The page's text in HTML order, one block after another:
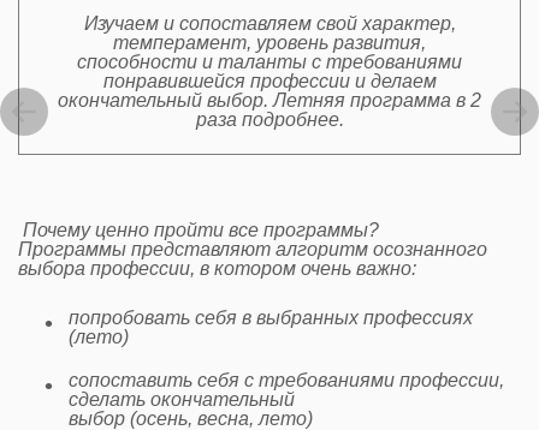
Изучаем и сопоставляем свой характер,
темперамент, уровень развития,
способности и таланты с требованиями
понравившейся профессии и делаем
окончательный выбор. Летняя программа в 2
раза подробнее.
Почему ценно пройти все программы?
Программы представляют алгоритм осознанного
выбора профессии, в котором очень важно:​
​попробовать себя в выбранных профессиях
(лето)
​сопоставить себя с требованиями профессии,
сделать окончательный
выбор (осень, весна, лето)